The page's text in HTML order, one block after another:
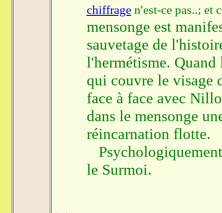
chiffragen'est-ce pas..; et
mensonge est
sauvetage de
l'hermétisme.
qui couvre le visage
face à face avec
dans le mensonge
réincarnation flotte.
le Surmoi.